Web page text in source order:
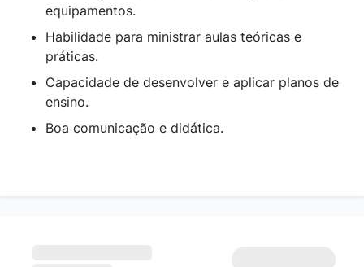
equipamentos.
Habilidade para ministrar aulas teóricas e
práticas.
Capacidade de desenvolver e aplicar planos de
ensino.
Boa comunicação e didática.